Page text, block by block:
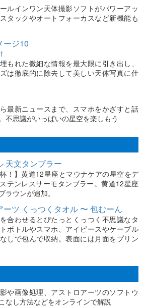
ルインワン天体撮影ソフトがパワーアッ
タックやオートフォーカスなど新機能も
ージ10
もれた微細な情報を最大限に引き出し、
は徹底的に除去して美しい天体写真に仕
最新ニュースまで、スマホをかざすと話
不思議がいっぱいの星空を楽しもう
天文タンブラー
杯！】黄道12星座とマウナケアの星空をデ
テンレスサーモタンブラー。黄道12星座
ラウンが追加。
ーツ くっつくタオル 〜 包むーん
合わせるとぴたっとくっつく不思議なタ
ボトルやスマホ、アイピースやケーブル
しで包んで収納。表面には月面をプリン
や画像処理、アストロアーツのソフトウ
なし方法などをオンラインで解説